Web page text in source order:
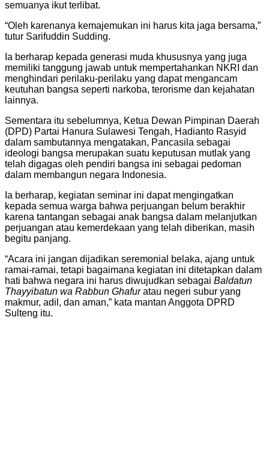
semuanya ikut terlibat.
“Oleh karenanya kemajemukan ini harus kita jaga bersama,”
tutur Sarifuddin Sudding.
Ia berharap kepada generasi muda khususnya yang juga
memiliki tanggung jawab untuk mempertahankan NKRI dan
menghindari perilaku-perilaku yang dapat mengancam
keutuhan bangsa seperti narkoba, terorisme dan kejahatan
lainnya.
Sementara itu sebelumnya, Ketua Dewan Pimpinan Daerah
(DPD) Partai Hanura Sulawesi Tengah, Hadianto Rasyid
dalam sambutannya mengatakan, Pancasila sebagai
ideologi bangsa merupakan suatu keputusan mutlak yang
telah digagas oleh pendiri bangsa ini sebagai pedoman
dalam membangun negara Indonesia.
Ia berharap, kegiatan seminar ini dapat mengingatkan
kepada semua warga bahwa perjuangan belum berakhir
karena tantangan sebagai anak bangsa dalam melanjutkan
perjuangan atau kemerdekaan yang telah diberikan, masih
begitu panjang.
“Acara ini jangan dijadikan seremonial belaka, ajang untuk
ramai-ramai, tetapi bagaimana kegiatan ini ditetapkan dalam
hati bahwa negara ini harus diwujudkan sebagai Baldatun
Thayyibatun wa Rabbun Ghafuratau negeri subur yang
makmur, adil, dan aman,” kata mantan Anggota DPRD
Sulteng itu.